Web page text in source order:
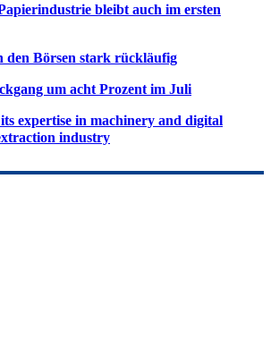
bleibt auch im ersten
den Börsen stark rückläufig
um acht Prozent im Juli
expertise in machinery and digital
industry